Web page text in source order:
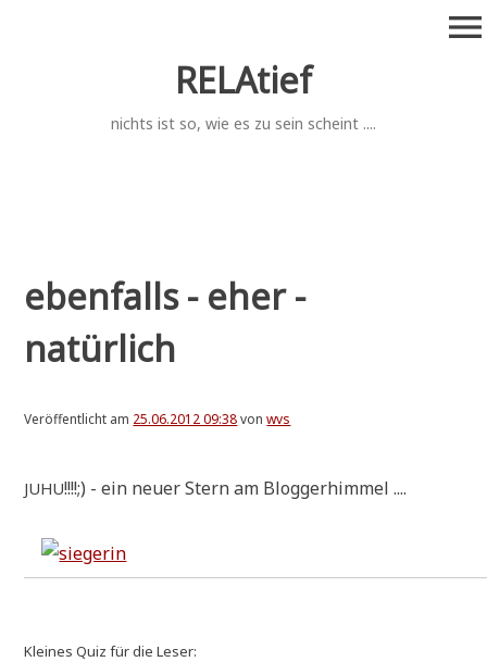
RELAtief
nichts ist so, wie es zu sein scheint ....
menu
ebenfalls - eher -
natürlich
Veröffentlicht am 25.06.2012 09:38vonwvs
JUHU!!!!;) - ein neu­er Stern am Bloggerhimmel ....
Klei­nes Quiz für die Leser: